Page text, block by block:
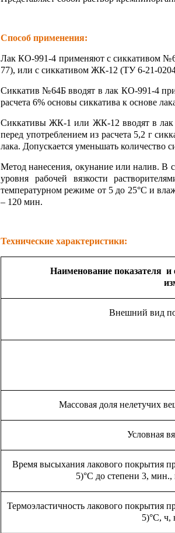
Способ применения:
Лак КО-991-4 применяют с сиккативом
77), или с сиккативом ЖК-12 (ТУ 6-21-
Сиккатив №64Б вводят в лак КО-991-4
расчета 6% основы сиккатива к основе
Сиккативы ЖК-1 или ЖК-12 вводят в лак
перед употреблением из расчета 5,2 г
лака. Допускается уменьшать
Метод нанесения, окунание или налив. В
уровня рабочей вязкости
температурном режиме от 5 до 25°С и
– 120 мин.
Технические характеристики:
Наименование показателя и
Внешний вид
Массовая доля нелетучих
Условная
Время высыхания лакового покрытия
5)°С до степени 3, мин.,
Термоэластичность лакового покрытия
5)°С, ч,